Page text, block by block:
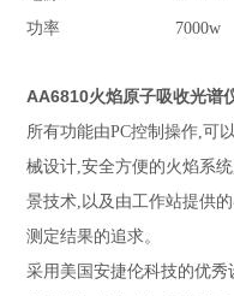
功率 7000w
AA6810火焰原子吸收光谱
所有功能由PC控制操作,可
械设计,安全方便的火焰系
景技术,以及由工作站提供
测定结果的追求。
采用美国安捷伦科技的优秀